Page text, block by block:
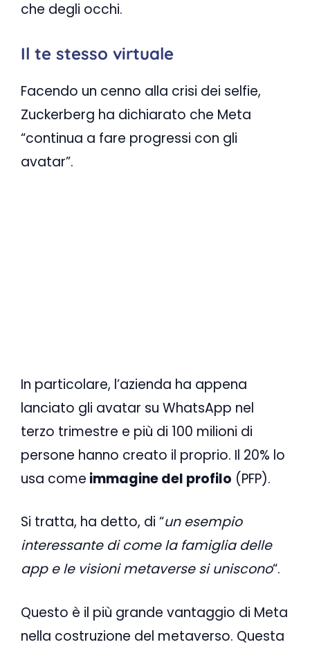
che degli occhi.
Il te stesso virtuale
Facendo un cenno alla crisi dei selfie,
Zuckerberg ha dichiarato che Meta
“continua a fare progressi con gli
avatar”.
In particolare, l’azienda ha appena
lanciato gli avatar su WhatsApp nel
terzo trimestre e più di 100 milioni di
persone hanno creato il proprio. Il 20% lo
usa come immagine del profilo (PFP).
Si tratta, ha detto, di “un esempio
interessante di come la famiglia delle
app e le visioni metaverse si uniscono“.
Questo è il più grande vantaggio di Meta
nella costruzione del metaverso. Questa